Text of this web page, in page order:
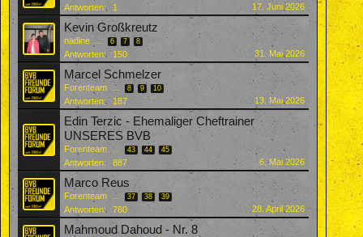
Antworten:
1 17. Juni 2026
Kevin Großkreutz
nadine ... 6 7 8
Antworten: 150 31. Mai 2026
Marcel Schmelzer
Forenteam ... 8 9 10
Antworten: 187 13. Mai 2026
Edin Terzic - Ehemaliger Cheftrainer
UNSERES BVB
Forenteam ... 43 44 45
Antworten: 887 6. Mai 2026
Marco Reus
Forenteam ... 37 38 39
Antworten: 760 28. April 2026
Mahmoud Dahoud - Nr. 8